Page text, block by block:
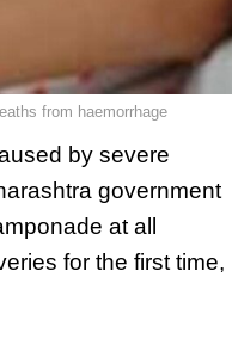
from haemorrhage
by severe
government
at all
for the first time,